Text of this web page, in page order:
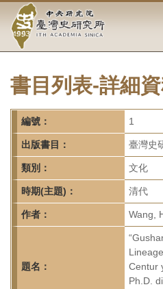
要
中
央
研
究
院-
臺
灣
史
研
究
書目列表-詳細
編號： 1
出版書目： 臺灣史
類別： 文化
時期(主題)： 清代
作者： Wang,
題名：
Centur
Ph.D.